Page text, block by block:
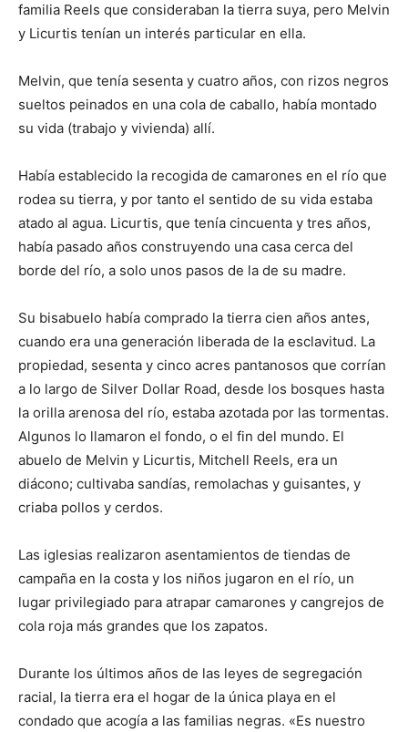
familia Reels que consideraban la tierra suya, pero Melvin
y Licurtis tenían un interés particular en ella.
Melvin, que tenía sesenta y cuatro años, con rizos negros
sueltos peinados en una cola de caballo, había montado
su vida (trabajo y vivienda) allí.
Había establecido la recogida de camarones en el río que
rodea su tierra, y por tanto el sentido de su vida estaba
atado al agua. Licurtis, que tenía cincuenta y tres años,
había pasado años construyendo una casa cerca del
borde del río, a solo unos pasos de la de su madre.
Su bisabuelo había comprado la tierra cien años antes,
cuando era una generación liberada de la esclavitud. La
propiedad, sesenta y cinco acres pantanosos que corrían
a lo largo de Silver Dollar Road, desde los bosques hasta
la orilla arenosa del río, estaba azotada por las tormentas.
Algunos lo llamaron el fondo, o el fin del mundo. El
abuelo de Melvin y Licurtis, Mitchell Reels, era un
diácono; cultivaba sandías, remolachas y guisantes, y
criaba pollos y cerdos.
Las iglesias realizaron asentamientos de tiendas de
campaña en la costa y los niños jugaron en el río, un
lugar privilegiado para atrapar camarones y cangrejos de
cola roja más grandes que los zapatos.
Durante los últimos años de las leyes de segregación
racial, la tierra era el hogar de la única playa en el
condado que acogía a las familias negras. «Es nuestro